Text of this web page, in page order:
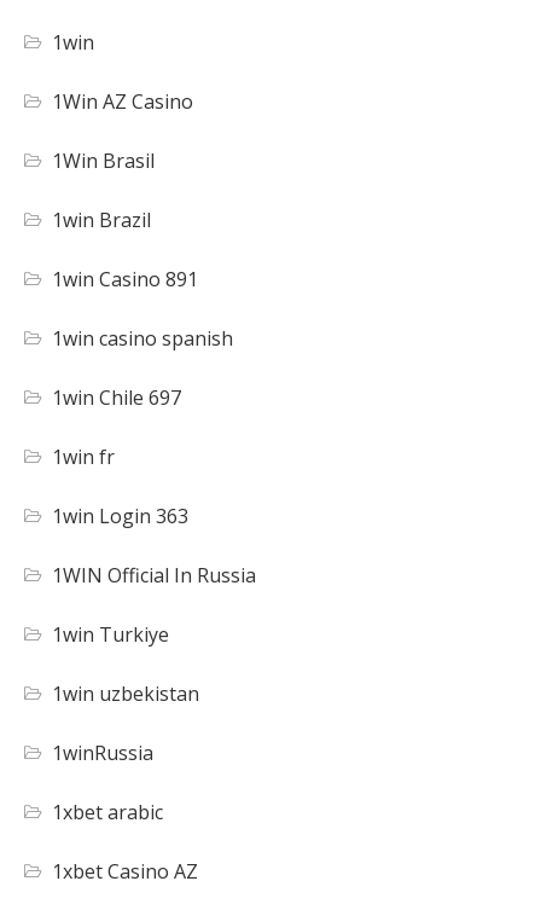
1win
1Win AZ Casino
1Win Brasil
1win Brazil
1win Casino 891
1win casino spanish
1win Chile 697
1win fr
1win Login 363
1WIN Official In Russia
1win Turkiye
1win uzbekistan
1winRussia
1xbet arabic
1xbet Casino AZ